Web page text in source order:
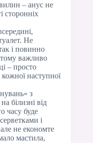
– анус не
сторонніх
Не
і повинно
тому важливо
– просто
наступної
з
білизні від
часу буде
і
не економте
мастила,